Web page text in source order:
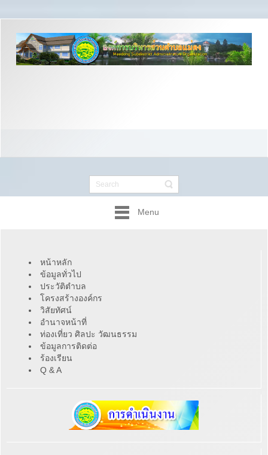
Menu
หน้าหลัก
ข้อมูลทั่วไป
ประวัติตำบล
โครงสร้างองค์กร
วิสัยทัศน์
อำนาจหน้าที่
ท่องเที่ยว ศิลปะ วัฒนธรรม
ข้อมูลการติดต่อ
ร้องเรียน
Q & A